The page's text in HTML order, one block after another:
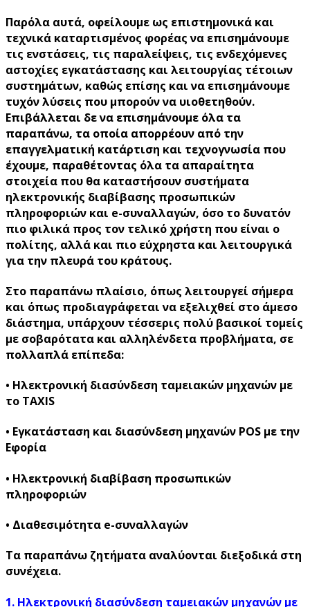
Παρόλα αυτά, οφείλουμε ως επιστημονικά και
τεχνικά καταρτισμένος φορέας να επισημάνουμε
τις ενστάσεις, τις παραλείψεις, τις ενδεχόμενες
αστοχίες εγκατάστασης και λειτουργίας τέτοιων
συστημάτων, καθώς επίσης και να επισημάνουμε
τυχόν λύσεις που μπορούν να υιοθετηθούν.
Επιβάλλεται δε να επισημάνουμε όλα τα
παραπάνω, τα οποία απορρέουν από την
επαγγελματική κατάρτιση και τεχνογνωσία που
έχουμε, παραθέτοντας όλα τα απαραίτητα
στοιχεία που θα καταστήσουν συστήματα
ηλεκτρονικής διαβίβασης προσωπικών
πληροφοριών και e-συναλλαγών, όσο το δυνατόν
πιο φιλικά προς τον τελικό χρήστη που είναι ο
πολίτης, αλλά και πιο εύχρηστα και λειτουργικά
για την πλευρά του κράτους.
Στο παραπάνω πλαίσιο, όπως λειτουργεί σήμερα
και όπως προδιαγράφεται να εξελιχθεί στο άμεσο
διάστημα, υπάρχουν τέσσερις πολύ βασικοί τομείς
με σοβαρότατα και αλληλένδετα προβλήματα, σε
πολλαπλά επίπεδα:
• Ηλεκτρονική διασύνδεση ταμειακών μηχανών με
το TAXIS
• Εγκατάσταση και διασύνδεση μηχανών POS με την
Εφορία
• Ηλεκτρονική διαβίβαση προσωπικών
πληροφοριών
• Διαθεσιμότητα e-συναλλαγών
Τα παραπάνω ζητήματα αναλύονται διεξοδικά στη
συνέχεια.
1. Ηλεκτρονική διασύνδεση ταμειακών μηχανών με